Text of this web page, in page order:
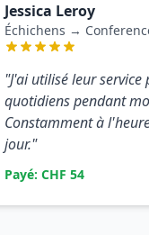
Jessica Leroy
Échichens →
"J'ai utilisé leur
quotidiens pendant
Constamment à
jour."
Payé: CHF 54